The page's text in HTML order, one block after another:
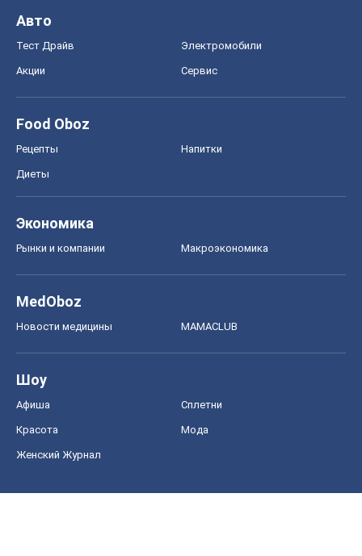
Авто
Тест Драйв Электромобили
Акции Сервис
Food Oboz
Рецепты Напитки
Диеты
Экономика
Рынки и компании Mакроэкономика
MedOboz
Новости медицины MAMACLUB
Шоу
Афиша Сплетни
Красота Мода
Женский Журнал